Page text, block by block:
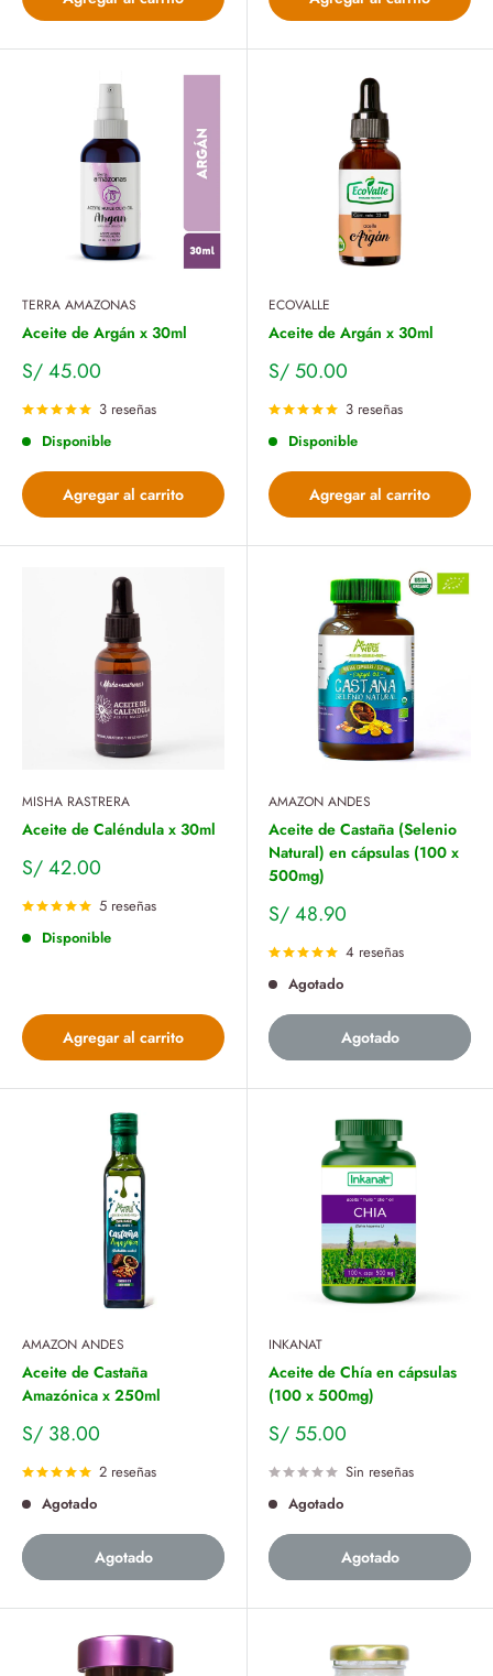
TERRA AMAZONAS
Aceite de Argán x 30ml
Precio
de
venta
S/ 45.00
3 reseñas
Disponible
Agregar al carrito
ECOVALLE
Aceite de Argán x 30ml
Precio
de
venta
S/ 50.00
3 reseñas
Disponible
Agregar al carrito
MISHA RASTRERA
Aceite de Caléndula x 30ml
Precio
de
venta
S/ 42.00
5 reseñas
Disponible
Agregar al carrito
AMAZON ANDES
Aceite de Castaña (Selenio
Natural) en cápsulas (100 x
500mg)
Precio
de
venta
S/ 48.90
4 reseñas
Agotado
Agotado
AMAZON ANDES
Aceite de Castaña
Amazónica x 250ml
Precio
de
venta
S/ 38.00
2 reseñas
Agotado
Agotado
INKANAT
Aceite de Chía en cápsulas
(100 x 500mg)
Precio
de
venta
S/ 55.00
Sin reseñas
Agotado
Agotado